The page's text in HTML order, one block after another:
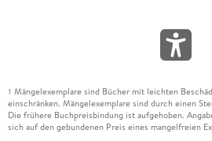
1 Mängelexemplare sind Bücher mit leichten
einschränken. Mängelexemplare sind durch einen
Die frühere Buchpreisbindung ist aufgehoben.
sich auf den gebundenen Preis eines mangelfreien